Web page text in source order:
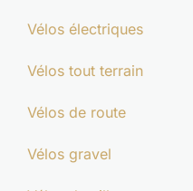
Vendre son vélo
L’expérience B&B
Vélos électriques
Vélos tout terrain
Vélos de route
Vélos gravel